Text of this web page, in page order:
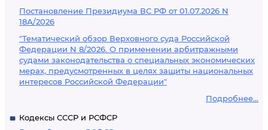
Постановление Президиума ВС РФ от 01.07.2026 N
18А/2026
"Тематический обзор Верховного суда Российской
Федерации N 8/2026. О применении арбитражными
судами законодательства о специальных экономических
мерах, предусмотренных в целях защиты национальных
интересов Российской Федерации"
Подробнее...
Кодексы СССР и РСФСР